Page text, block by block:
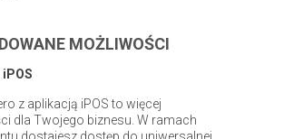
MOŻLIWOŚCI
z aplikacją iPOS to więcej
dla Twojego biznesu. W ramach
dostajesz dostęp do uniwersalnej